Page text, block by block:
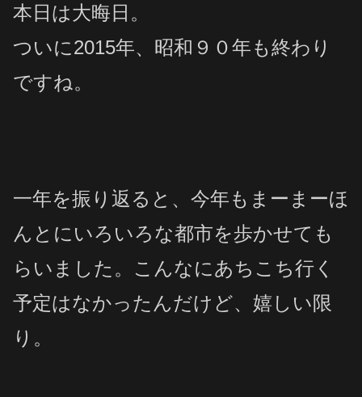
本日は大晦日。
ついに2015年、昭和９０年も終わり
ですね。
一年を振り返ると、今年もまーまーほ
んとにいろいろな都市を歩かせても
らいました。こんなにあちこち行く
予定はなかったんだけど、嬉しい限
り。